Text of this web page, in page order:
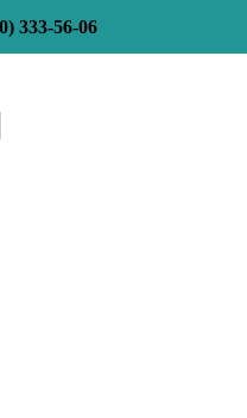
333-56-06